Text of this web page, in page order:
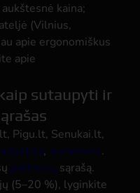
kaina;
(Vilnius,
apie ergonomiškus
apie
sutaupyti ir
Pigu.lt, Senukai.lt,
, Avrahome.
partnerių sąrašą.
(5–20 %), lyginkite